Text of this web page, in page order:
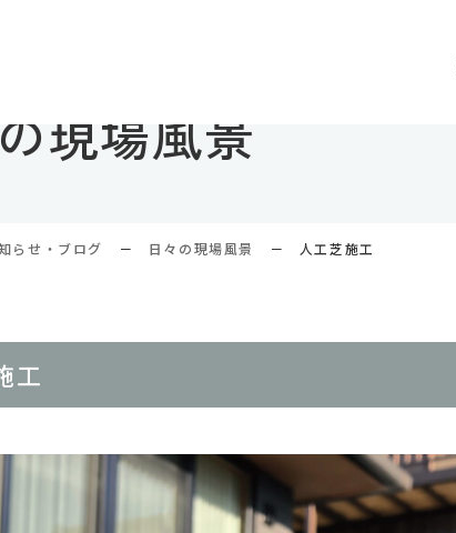
現場風景
らせ・ブログ 日々の現場風景 人工芝施工
工